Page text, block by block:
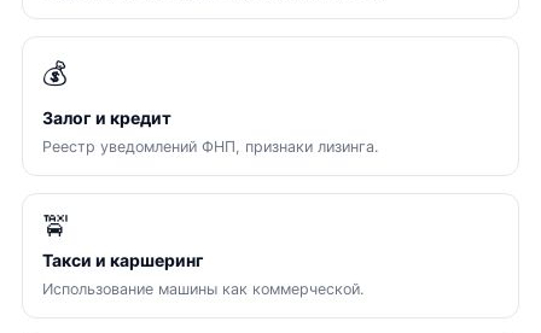
💰
Залог и кредит
Реестр уведомлений ФНП, признаки лизинга.
🚖
Такси и каршеринг
Использование машины как коммерческой.